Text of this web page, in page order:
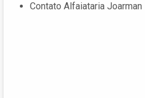
Contato Alfaiataria Joarman